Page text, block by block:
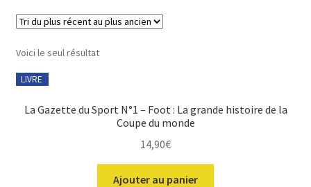
Voici le seul résultat
LIVRE
La Gazette du Sport N°1 – Foot : La grande histoire de la
Coupe du monde
14,90€
Ajouter au panier